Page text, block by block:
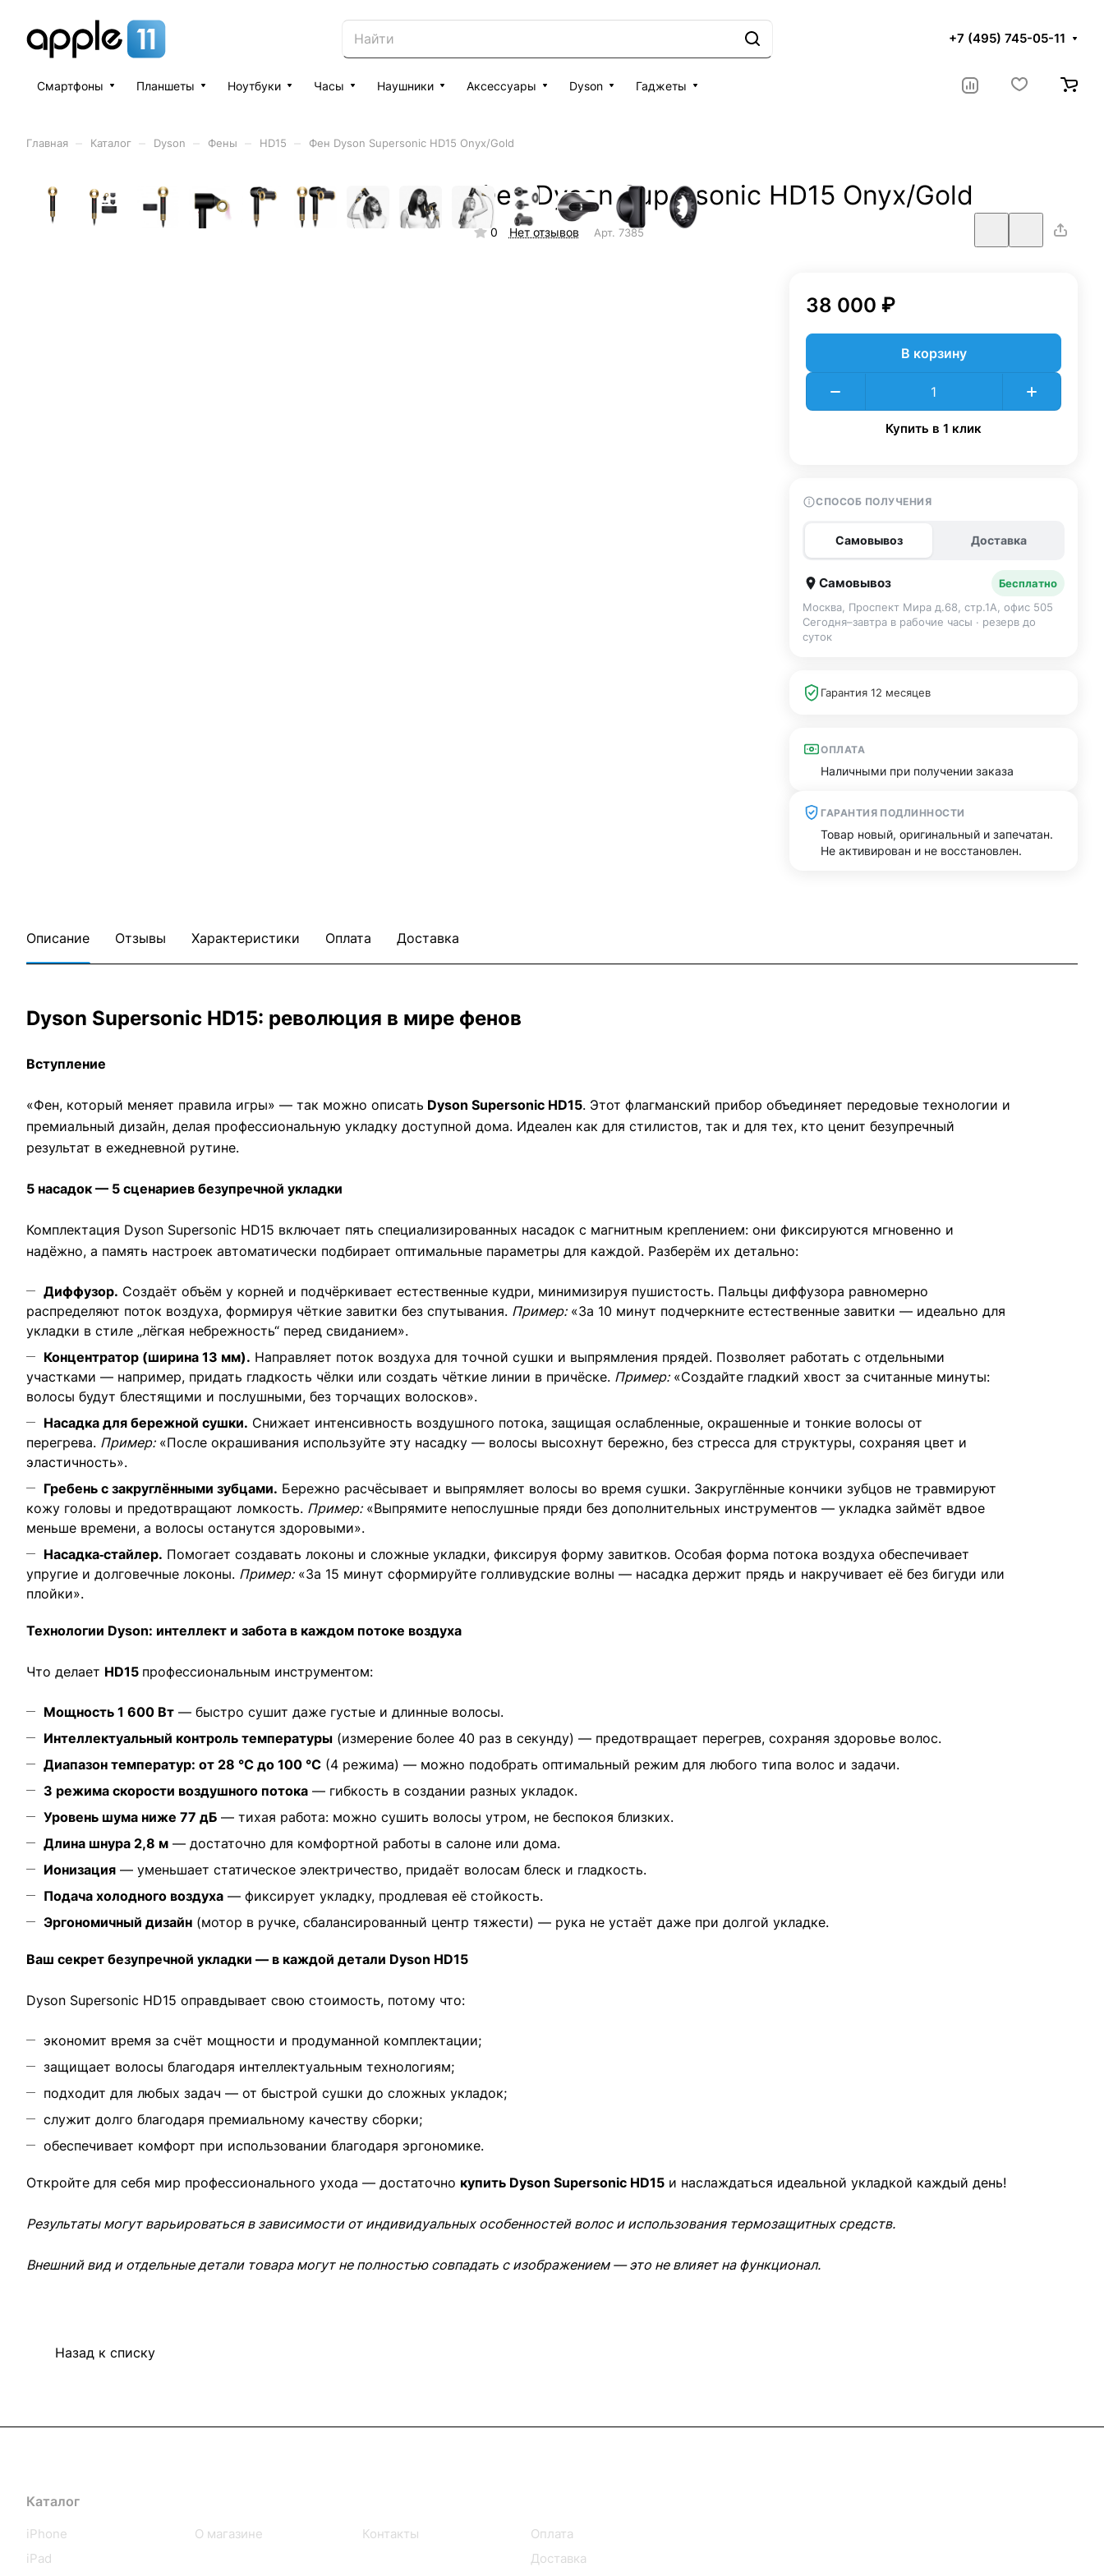
+7 (495) 745-05-11
Смартфоны Планшеты Ноутбуки Часы Наушники Аксессуары Dyson Гаджеты
Главная Каталог Dyson Фены HD15 Фен Dyson Supersonic HD15 Onyx/Gold
Фен Dyson Supersonic HD15 Onyx/Gold
0 Нет отзывов Арт. 7385
38 000 ₽
В корзину
Купить в 1 клик
СПОСОБ ПОЛУЧЕНИЯ
Самовывоз Доставка
Самовывоз
Бесплатно
Москва, Проспект Мира д.68, стр.1А, офис 505
Сегодня–завтра в рабочие часы · резерв до
суток
Гарантия 12 месяцев
ОПЛАТА
Наличными при получении заказа
ГАРАНТИЯ ПОДЛИННОСТИ
Товар новый, оригинальный и запечатан.
Не активирован и не восстановлен.
Описание Отзывы Характеристики Оплата Доставка
Dyson Supersonic HD15: революция в мире фенов
Вступление
«Фен, который меняет правила игры» — так можно описать Dyson Supersonic HD15. Этот флагманский прибор объединяет передовые технологии и
премиальный дизайн, делая профессиональную укладку доступной дома. Идеален как для стилистов, так и для тех, кто ценит безупречный
результат в ежедневной рутине.
5 насадок — 5 сценариев безупречной укладки
Комплектация Dyson Supersonic HD15 включает пять специализированных насадок с магнитным креплением: они фиксируются мгновенно и
надёжно, а память настроек автоматически подбирает оптимальные параметры для каждой. Разберём их детально:
Диффузор. Создаёт объём у корней и подчёркивает естественные кудри, минимизируя пушистость. Пальцы диффузора равномерно
распределяют поток воздуха, формируя чёткие завитки без спутывания. Пример:«За 10 минут подчеркните естественные завитки — идеально для
укладки в стиле „лёгкая небрежность“ перед свиданием».
Концентратор (ширина 13 мм). Направляет поток воздуха для точной сушки и выпрямления прядей. Позволяет работать с отдельными
участками — например, придать гладкость чёлки или создать чёткие линии в причёске. Пример:«Создайте гладкий хвост за считанные минуты:
волосы будут блестящими и послушными, без торчащих волосков».
Насадка для бережной сушки. Снижает интенсивность воздушного потока, защищая ослабленные, окрашенные и тонкие волосы от
перегрева. Пример:«После окрашивания используйте эту насадку — волосы высохнут бережно, без стресса для структуры, сохраняя цвет и
эластичность».
Гребень с закруглёнными зубцами. Бережно расчёсывает и выпрямляет волосы во время сушки. Закруглённые кончики зубцов не травмируют
кожу головы и предотвращают ломкость. Пример:«Выпрямите непослушные пряди без дополнительных инструментов — укладка займёт вдвое
меньше времени, а волосы останутся здоровыми».
Насадка‑стайлер. Помогает создавать локоны и сложные укладки, фиксируя форму завитков. Особая форма потока воздуха обеспечивает
упругие и долговечные локоны. Пример:«За 15 минут сформируйте голливудские волны — насадка держит прядь и накручивает её без бигуди или
плойки».
Технологии Dyson: интеллект и забота в каждом потоке воздуха
Что делает HD15 профессиональным инструментом:
Мощность 1 600 Вт — быстро сушит даже густые и длинные волосы.
Интеллектуальный контроль температуры (измерение более 40 раз в секунду) — предотвращает перегрев, сохраняя здоровье волос.
Диапазон температур: от 28 °C до 100 °C (4 режима) — можно подобрать оптимальный режим для любого типа волос и задачи.
3 режима скорости воздушного потока — гибкость в создании разных укладок.
Уровень шума ниже 77 дБ — тихая работа: можно сушить волосы утром, не беспокоя близких.
Длина шнура 2,8 м — достаточно для комфортной работы в салоне или дома.
Ионизация — уменьшает статическое электричество, придаёт волосам блеск и гладкость.
Подача холодного воздуха — фиксирует укладку, продлевая её стойкость.
Эргономичный дизайн (мотор в ручке, сбалансированный центр тяжести) — рука не устаёт даже при долгой укладке.
Ваш секрет безупречной укладки — в каждой детали Dyson HD15
Dyson Supersonic HD15 оправдывает свою стоимость, потому что:
экономит время за счёт мощности и продуманной комплектации;
защищает волосы благодаря интеллектуальным технологиям;
подходит для любых задач — от быстрой сушки до сложных укладок;
служит долго благодаря премиальному качеству сборки;
обеспечивает комфорт при использовании благодаря эргономике.
Откройте для себя мир профессионального ухода — достаточно купить Dyson Supersonic HD15 и наслаждаться идеальной укладкой каждый день!
Результаты могут варьироваться в зависимости от индивидуальных особенностей волос и использования термозащитных средств.
Внешний вид и отдельные детали товара могут не полностью совпадать с изображением — это не влияет на функционал.
Назад к списку
Каталог
iPhone
iPad
О магазине Контакты
Оплата
Доставка